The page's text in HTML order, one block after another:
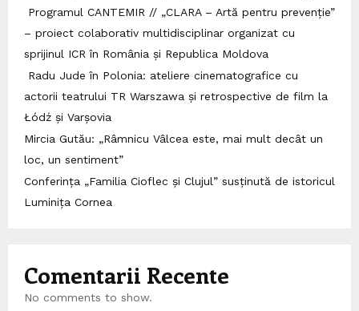
Programul CANTEMIR // „CLARA – Artă pentru prevenție”
– proiect colaborativ multidisciplinar organizat cu
sprijinul ICR în România și Republica Moldova
Radu Jude în Polonia: ateliere cinematografice cu
actorii teatrului TR Warszawa și retrospective de film la
Łódź și Varșovia
Mircia Gutău: „Râmnicu Vâlcea este, mai mult decât un
loc, un sentiment”
Conferința „Familia Cioflec și Clujul” susținută de istoricul
Luminița Cornea
Comentarii Recente
No comments to show.